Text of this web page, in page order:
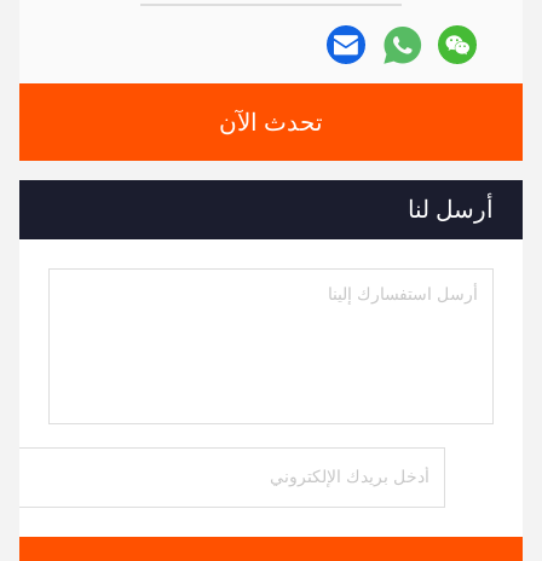
تحدث الآن
أرسل لنا